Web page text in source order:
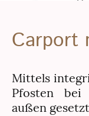
Carport
Mittels
Pfosten
außen